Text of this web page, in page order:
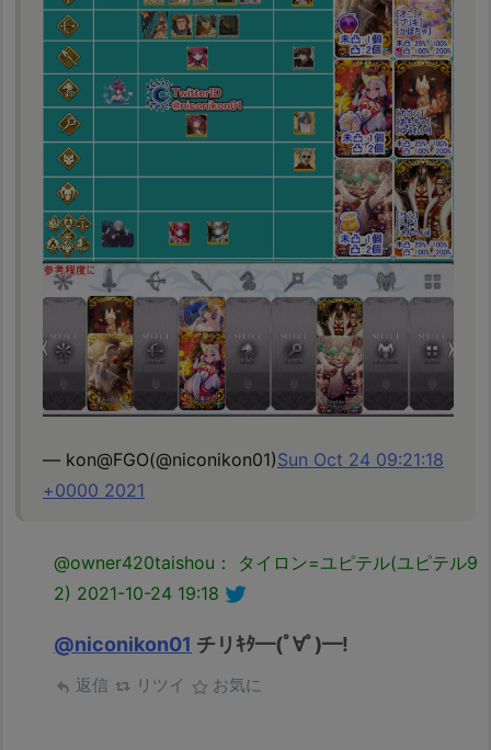
— kon@FGO(@niconikon01)Sun Oct 24 09:21:18
+0000 2021
@owner420taishou： タイロン=ユピテル(ユピテル9
2) 2021-10-24 19:18
@niconikon01 チリｷﾀ━(ﾟ∀ﾟ)━!
返信 リツイ お気に